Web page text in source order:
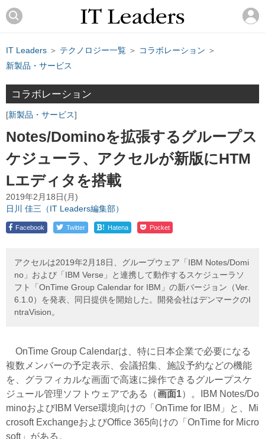
IT Leaders ＞ テクノロジー一覧 ＞ コラボレーション ＞
新製品・サービス
コラボレーション
新製品・サービス
Notes/Dominoを拡張するグループス
ケジューラ、アクセルが新版にHTM
Lエディタを搭載
2019年2月18日(月)
日川 佳三（IT Leaders編集部）
Facebook Twitter ! Hatena Pocket
アクセルは2019年2月18日、グループウェア「IBM Notes/Domi
no」および「IBM Verse」と連携して動作するスケジューラソ
フト「OnTime Group Calendar for IBM」の新バージョン（Ver.
6.1.0）を発表、同日提供を開始した。開発会社はデンマークのI
ntraVision。
OnTime Group Calendarは、特に日本企業で必要になる
複数メンバーの予定表示、会議招集、施設予約などの機能
を、グラフィカルな画面で高速に操作できるグループスケ
ジュール管理ソフトウェアである（画面1）。IBM Notes/Do
minoおよびIBM Verse環境向けの「OnTime for IBM」と、Mi
crosoft ExchangeおよびOffice 365向けの「OnTime for Micro
soft」がある。